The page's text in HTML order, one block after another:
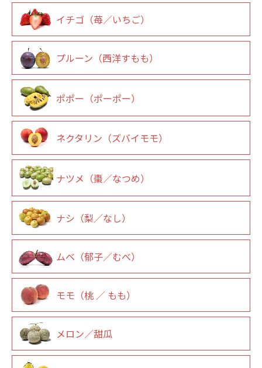
イチゴ（苺／いちご）
プルーン（西洋すもも）
ポポー（ポーポー）
ネクタリン（ズバイモモ）
ナツメ（棗／なつめ）
ナシ（梨／なし）
ムベ（郁子／むべ）
モモ（桃 ／ もも）
メロン／甜瓜